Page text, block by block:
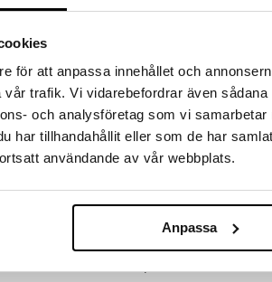
för att anpassa innehållet och
trafik. Vi vidarebefordrar även
och analysföretag som vi
har tillhandahållit eller som de har
användande av vår webbplats.
Anpassa
tehdä löytöjä suuresta ALEstamme. Juuri
31.8.2026 asti mutta ole nopea -
voivat päästä loppumaan!
ale-löydöt »
on rustiikkinen mutta tyylikäs muotoilu, joka
must have, joka on täydellinen lahja